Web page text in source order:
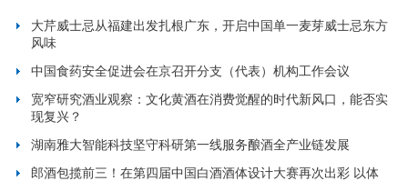
大芹威士忌从福建出发扎根广东，开启中国单一麦芽威士忌东方
风味
中国食药安全促进会在京召开分支（代表）机构工作会议
宽窄研究酒业观察：文化黄酒在消费觉醒的时代新风口，能否实
现复兴？
湖南雅大智能科技坚守科研第一线服务酿酒全产业链发展
郎酒包揽前三！在第四届中国白酒酒体设计大赛再次出彩 以体